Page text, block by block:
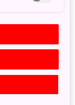
jika
atau